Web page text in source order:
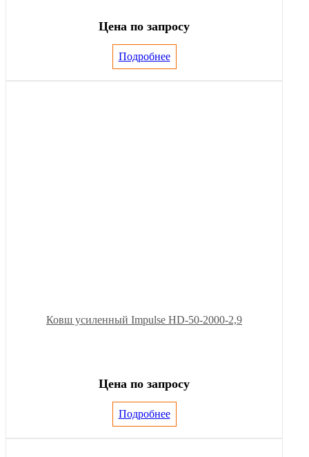
Цена по запросу
Подробнее
Ковш усиленный Impulse HD-50-2000-2,9
Цена по запросу
Подробнее